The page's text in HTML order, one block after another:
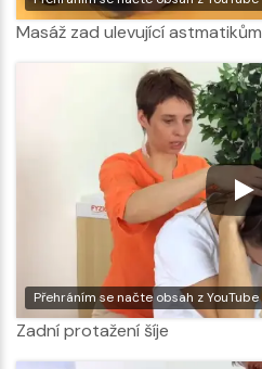
Masáž zad ulevující astmatikům
Přehráním se načte obsah z YouTube
Zadní protažení šíje